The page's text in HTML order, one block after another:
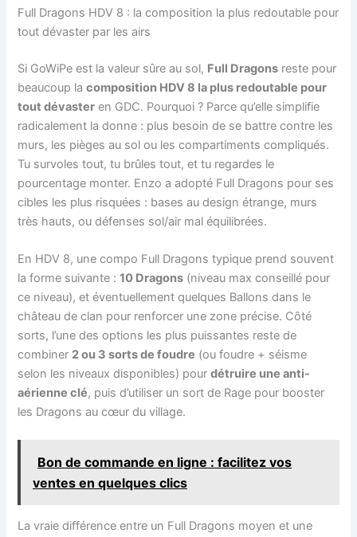
Full Dragons HDV 8 : la composition la plus redoutable pour
tout dévaster par les airs
Si GoWiPe est la valeur sûre au sol, Full Dragons reste pour
beaucoup lacomposition HDV 8 la plus redoutable pour
tout dévaster en GDC. Pourquoi ? Parce qu’elle simplifie
radicalement la donne : plus besoin de se battre contre les
murs, les pièges au sol ou les compartiments compliqués.
Tu survoles tout, tu brûles tout, et tu regardes le
pourcentage monter. Enzo a adopté Full Dragons pour ses
cibles les plus risquées : bases au design étrange, murs
très hauts, ou défenses sol/air mal équilibrées.
En HDV 8, une compo Full Dragons typique prend souvent
la forme suivante :10 Dragons (niveau max conseillé pour
ce niveau), et éventuellement quelques Ballons dans le
château de clan pour renforcer une zone précise. Côté
sorts, l’une des options les plus puissantes reste de
combiner 2 ou 3 sorts de foudre (ou foudre + séisme
selon les niveaux disponibles) pourdétruire une anti-
aérienne clé, puis d’utiliser un sort de Rage pour booster
les Dragons au cœur du village.
Bon de commande en ligne : facilitez vos
ventes en quelques clics
La vraie différence entre un Full Dragons moyen et une